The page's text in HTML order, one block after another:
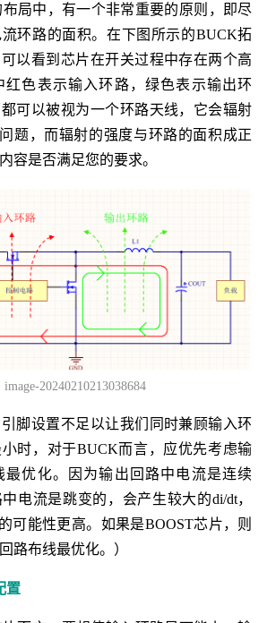
局中，有一个非常重要的原则，即尽
环路的面积。在下图所示的BUCK拓
以看到芯片在开关过程中存在两个高
红色表示输入环路，绿色表示输出环
可以被视为一个环路天线，它会辐射
题，而辐射的强度与环路的面积成正
容是否满足您的要求。
image-20240210213038684
引脚设置不足以让我们同时兼顾输入环
时，对于BUCK而言，应优先考虑输
最优化。因为输出回路中电流是连续
电流是跳变的，会产生较大的di/dt，
可能性更高。如果是BOOST芯片，则
路布线最优化。）
置